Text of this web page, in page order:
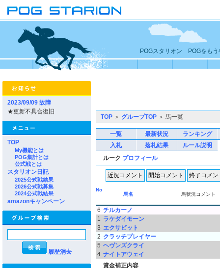
POGスタリオン POGをもう
2023/09/09 故障
★更新不具合復旧
TOP
My機能とは
POG集計とは
公式戦とは
スタリオン日記
2025公式戦結果
2026公式戦募集
2024公式戦結果
amazonキャンペーン
履歴消去
TOP ＞ グループTOP ＞ 馬一覧
一覧 最新状況
ランキング
入札
落札結果
ルール説明
ルーク プロフィール
No
馬名
馬状況コメント
6 チルカーノ
1 ラケダイモーン
3 エクサビット
2 クラッチプレイヤー
5 ヘヴンズクライ
4 ナイトアウェイ
賞金補正内容